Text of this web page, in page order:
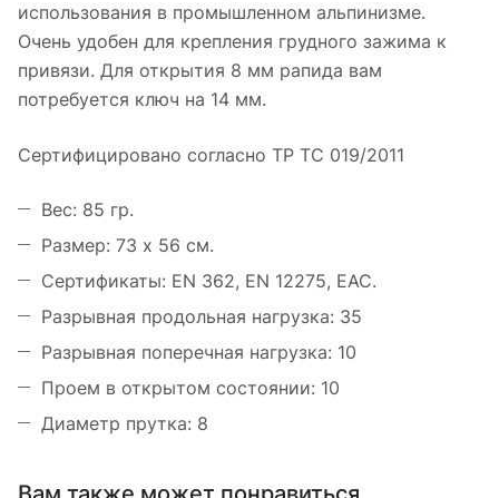
использования в промышленном альпинизме.
Очень удобен для крепления грудного зажима к
привязи. Для открытия 8 мм рапида вам
потребуется ключ на 14 мм.
Сертифицировано согласно ТР ТС 019/2011
Вес: 85 гр.
Размер: 73 х 56 см.
Сертификаты: EN 362, EN 12275, ЕАС.
Разрывная продольная нагрузка: 35
Разрывная поперечная нагрузка: 10
Проем в открытом состоянии: 10
Диаметр прутка: 8